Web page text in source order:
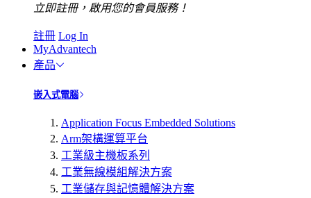
立即註冊，啟用您的會員服務！
註冊 Log In
MyAdvantech
產品
嵌入式電腦
Application Focus Embedded Solutions
Arm架構運算平台
工業級主機板系列
工業無線模組解決方案
工業儲存與記憶體解決方案